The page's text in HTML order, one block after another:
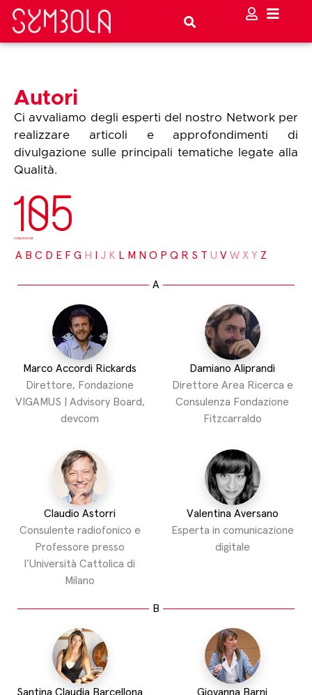
Autori
Ci avvaliamo degli esperti del nostro Network per
realizzare articoli e approfondimenti di
divulgazione sulle principali tematiche legate alla
Qualità.
105
FILTRA PER NOME
A B C D E F G H J K L M N O P Q R S T U V W X Y Z
A
Marco Accordi Rickards
Direttore, Fondazione
VIGAMUS | Advisory Board,
devcom
Damiano Aliprandi
Direttore Area Ricerca e
Consulenza Fondazione
Fitzcarraldo
Claudio Astorri
Consulente radiofonico e
Professore presso
l’Università Cattolica di
Milano
Valentina Aversano
Esperta in comunicazione
digitale
B
Santina Claudia Barcellona
Giovanna Barni